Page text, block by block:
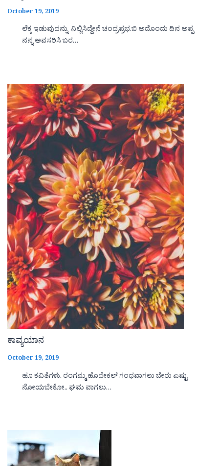
October 19, 2019
ಲೆಕ್ಕ ಇಡುವುದನ್ನು ನಿಲ್ಲಿಸಿದ್ದೇನೆ ಚಂದ್ರಪ್ರಭ.ಬಿ ಅದೊಂದು ದಿನ ಅಪ್ಪ
ನನ್ನ ಅವಸರಿಸಿ ಬರ…
ಕಾವ್ಯಯಾನ
October 19, 2019
ಹೂ ಕವಿತೆಗಳು. ರಂಗಮ್ಮ ಹೊದೇಕಲ್ ಗಂಧವಾಗಲು ಬೇರು ಎಷ್ಟು
ನೋಯಬೇಕೋ.. ಘಮ ವಾಗಲು…